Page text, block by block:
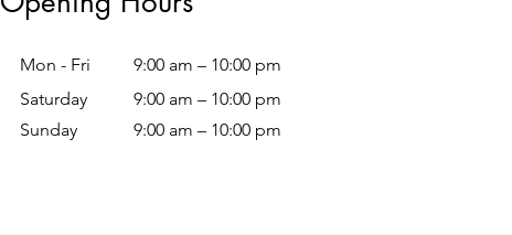
Mon - Fri
9:00 am – 10:00 pm
Saturday
9:00 am – 10:00 pm
​Sunday
9:00 am – 10:00 pm